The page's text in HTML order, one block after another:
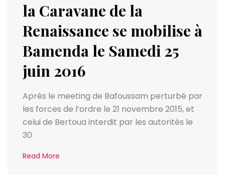
la Caravane de la
Renaissance se mobilise à
Bamenda le Samedi 25
juin 2016
Après le meeting de Bafoussam perturbé par
les forces de l’ordre le 21 novembre 2015, et
celui de Bertoua interdit par les autorités le
30
Read More